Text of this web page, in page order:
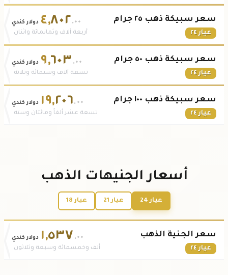
سعر سبيكة ذهب ٢٥ جرام
عيار ٢٤
٤,٨٠٢.٠٠ دولار كندي
أربعة آلاف وثمانمائة واثنان
سعر سبيكة ذهب ٥٠ جرام
عيار ٢٤
٩,٦٠٣ .٠٠ دولار كندي
تسعة آلاف وستمائة وثلاثة
سعر سبيكة ذهب ١٠٠ جرام
عيار ٢٤
١٩,٢٠٦.٠٠ دولار كندي
تسعة عشر ألفاً ومائتان وستة
أسعار الجنيهات الذهب
عيار 24 عيار 21 عيار 18
سعر الجنية الذهب
عيار ٢٤
١,٥٣٧ .٠٠ دولار كندي
ألف وخمسمائة وسبعة وثلاثون